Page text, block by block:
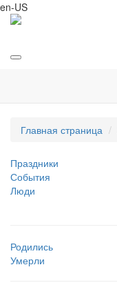
en-US
Главная страница
Праздники
События
Люди
Родились
Умерли